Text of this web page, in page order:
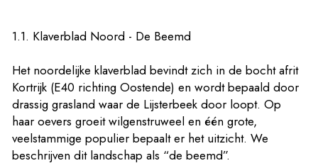
1.1. Klaverblad Noord - De Beemd
Het noordelijke klaverblad bevindt zich in de bocht afrit
Kortrijk (E40 richting Oostende) en wordt bepaald door
drassig grasland waar de Lijsterbeek door loopt. Op
haar oevers groeit wilgenstruweel en één grote,
veelstammige populier bepaalt er het uitzicht. We
beschrijven dit landschap als “de beemd”.